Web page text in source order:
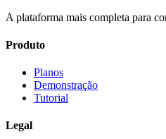
A plataforma mais completa para
Produto
Planos
Demonstração
Tutorial
Legal